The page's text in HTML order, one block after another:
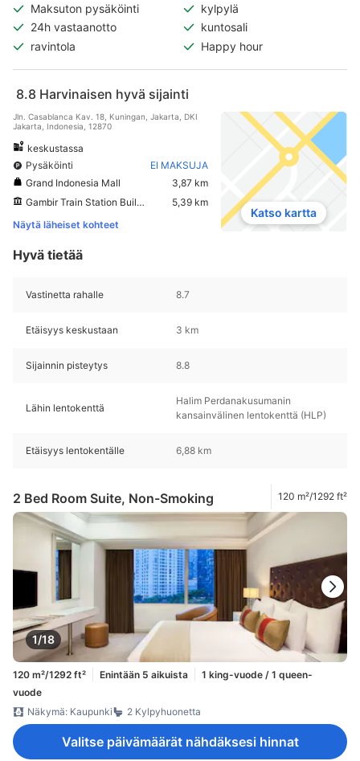
Maksuton pysäköinti
kylpylä
24h vastaanotto
kuntosali
ravintola
Happy hour
8.8 Harvinaisen hyvä sijainti
Jln. Casablanca Kav. 18, Kuningan, Jakarta, DKI
Jakarta, Indonesia, 12870
keskustassa
Pysäköinti
EI MAKSUJA
Grand Indonesia Mall
3,87 km
Gambir Train Station Building
5,39 km
Näytä läheiset kohteet
Katso kartta
Hyvä tietää
Vastinetta rahalle 8.7
Etäisyys keskustaan 3 km
Sijainnin pisteytys 8.8
Lähin lentokenttä
Halim Perdanakusumanin
kansainvälinen lentokenttä (HLP)
Etäisyys lentokentälle 6,88 km
2 Bed Room Suite, Non-Smoking 120 m²/1292 ft²
1/18
120 m²/1292 ft² Enintään 5 aikuista
1 king-vuode / 1 queen-
vuode
Näkymä: Kaupunki
2 Kylpyhuonetta
Valitse päivämäärät nähdäksesi hinnat